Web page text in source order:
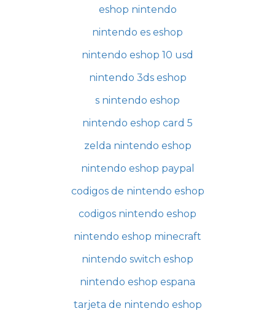
eshop nintendo
nintendo es eshop
nintendo eshop 10 usd
nintendo 3ds eshop
s nintendo eshop
nintendo eshop card 5
zelda nintendo eshop
nintendo eshop paypal
codigos de nintendo eshop
codigos nintendo eshop
nintendo eshop minecraft
nintendo switch eshop
nintendo eshop espana
tarjeta de nintendo eshop